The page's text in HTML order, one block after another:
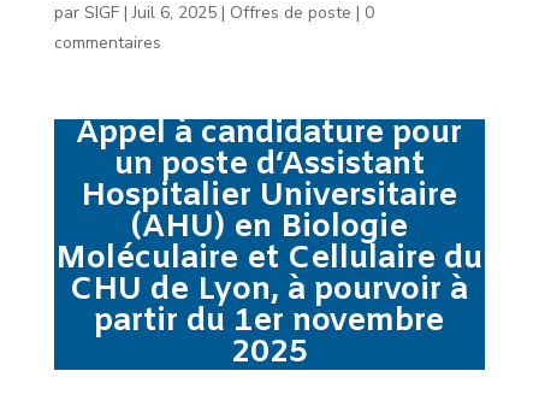
par SIGF|Juil 6, 2025| Offres de poste | 0
commentaires
Appel à candidature pour
un poste d‘Assistant
Hospitalier Universitaire
(AHU) en Biologie
Moléculaire et Cellulaire du
CHU de Lyon, à pourvoir à
partir du 1er novembre
2025